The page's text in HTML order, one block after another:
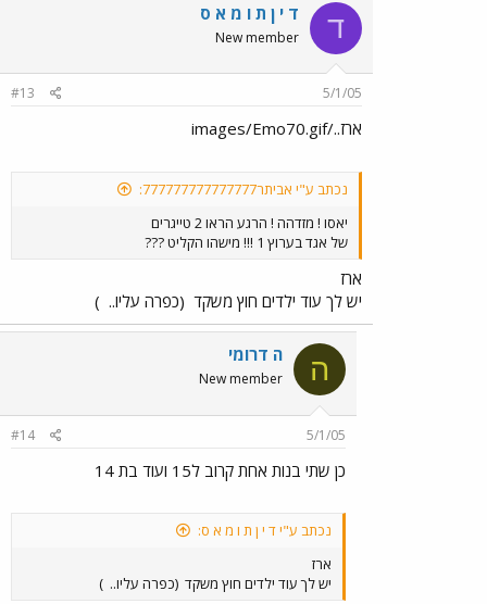
ד ד י ן ת ו מ א ס
New member
5/1/05
#13
ארז../images/Emo70.gif
נכתב ע"י אביתר777777777777777:
יאסו ! מזדהה ! הרגע הראו 2 טייגרים
של אגד בערוץ 1 !!! מישהו הקליט ???
ארז
יש לך עוד ילדים חוץ משקד (כפרה עליו.. )
ה ה דרומי
New member
5/1/05
#14
כן שתי בנות אחת קרוב ל15 ועוד בת 14
נכתב ע"י ד י ן ת ו מ א ס:
ארז
יש לך עוד ילדים חוץ משקד (כפרה עליו.. )